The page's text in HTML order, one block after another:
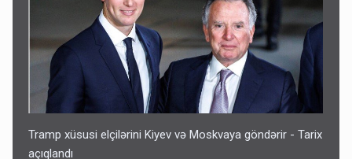
Tramp xüsusi elçilərini Kiyev və Moskvaya göndərir - Tarix
açıqlandı